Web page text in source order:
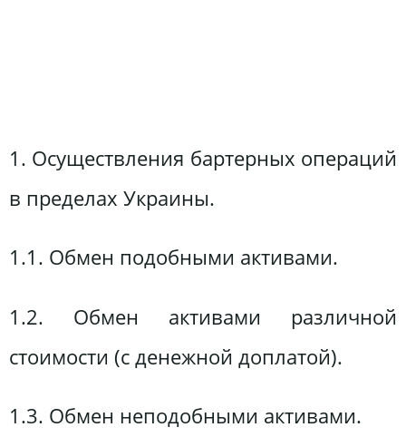
1. Осуществления бартерных операций
в пределах Украины.
1.1. Обмен подобными активами.
1.2. Обмен активами различной
стоимости (с денежной доплатой).
1.3. Обмен неподобными активами.